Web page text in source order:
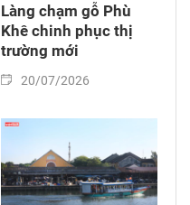
Làng chạm gỗ Phù
Khê chinh phục thị
trường mới
20/07/2026